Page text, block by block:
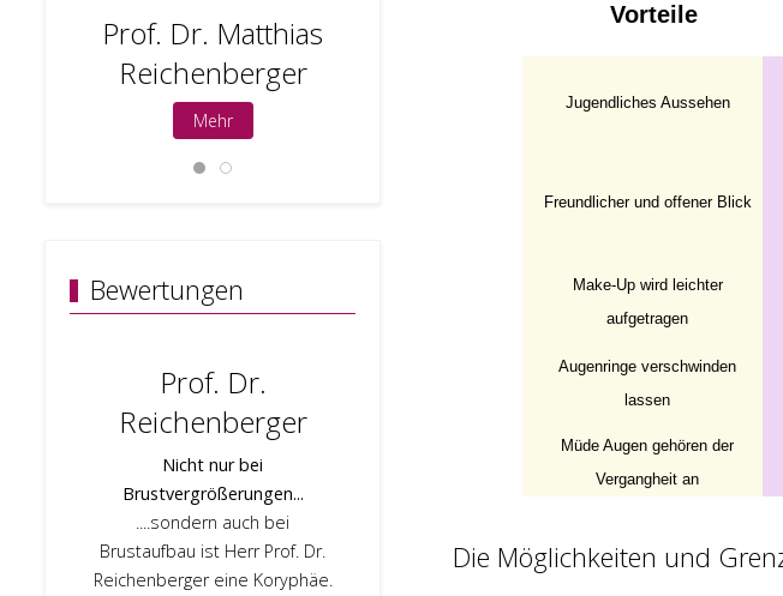
Prof. Dr. Matthias
Reichenberger
Mehr
Prof. Dr. med.
Bewertungen
Prof. Dr.
Reichenberger
Nicht nur bei
Brustvergrößerungen...
....sondern auch bei
Brustaufbau ist Herr Prof. Dr.
Reichenberger eine Koryphäe.
Prof. Dr. Engel
und Betreuung, super Arzt .Ich
habe mich sehr gut
und auch das OP Team waren
Vorteile
Jugendliches Aussehen
Freundlicher und offener Blick
Make-Up wird leichter
aufgetragen
Augenringe verschwinden
lassen
Müde Augen gehören der
Vergangheit an
Die Möglichkeiten und